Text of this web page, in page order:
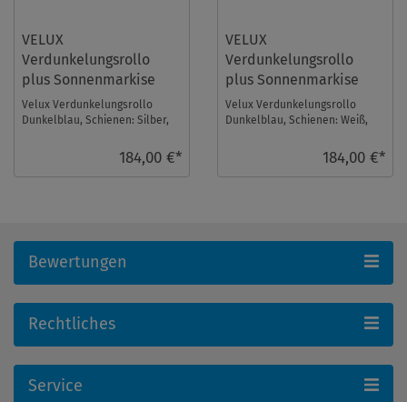
VELUX
Verdunkelungsrollo
plus Sonnenmarkise
DOP MK04 1100S
Velux Verdunkelungsrollo
Dunkelblau, Schienen: Silber,
184,00 €*
VELUX
Verdunkelungsrollo
plus Sonnenmarkise
DOP MK04 1100SWL
Velux Verdunkelungsrollo
Dunkelblau, Schienen: Weiß,
Set. Fenstergröße ...184,00 €*
Bewertungen
Rechtliches
Service